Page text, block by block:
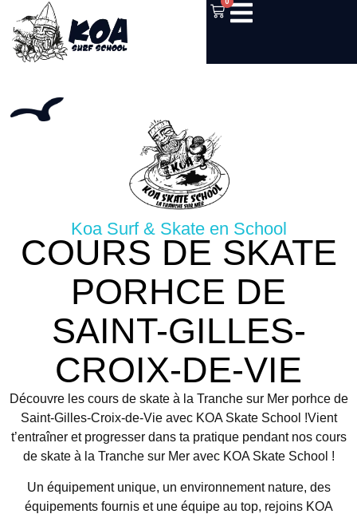
Koa Surf & Skate en School
COURS DE SKATE
PORHCE DE
SAINT-GILLES-
CROIX-DE-VIE
Découvre les cours de skate à la Tranche sur Mer porhce de
Saint-Gilles-Croix-de-Vie avec KOA Skate School !Vient
t’entraîner et progresser dans ta pratique pendant nos cours
de skate à la Tranche sur Mer avec KOA Skate School !
Un équipement unique, un environnement nature, des
équipements fournis et une équipe au top, rejoins KOA